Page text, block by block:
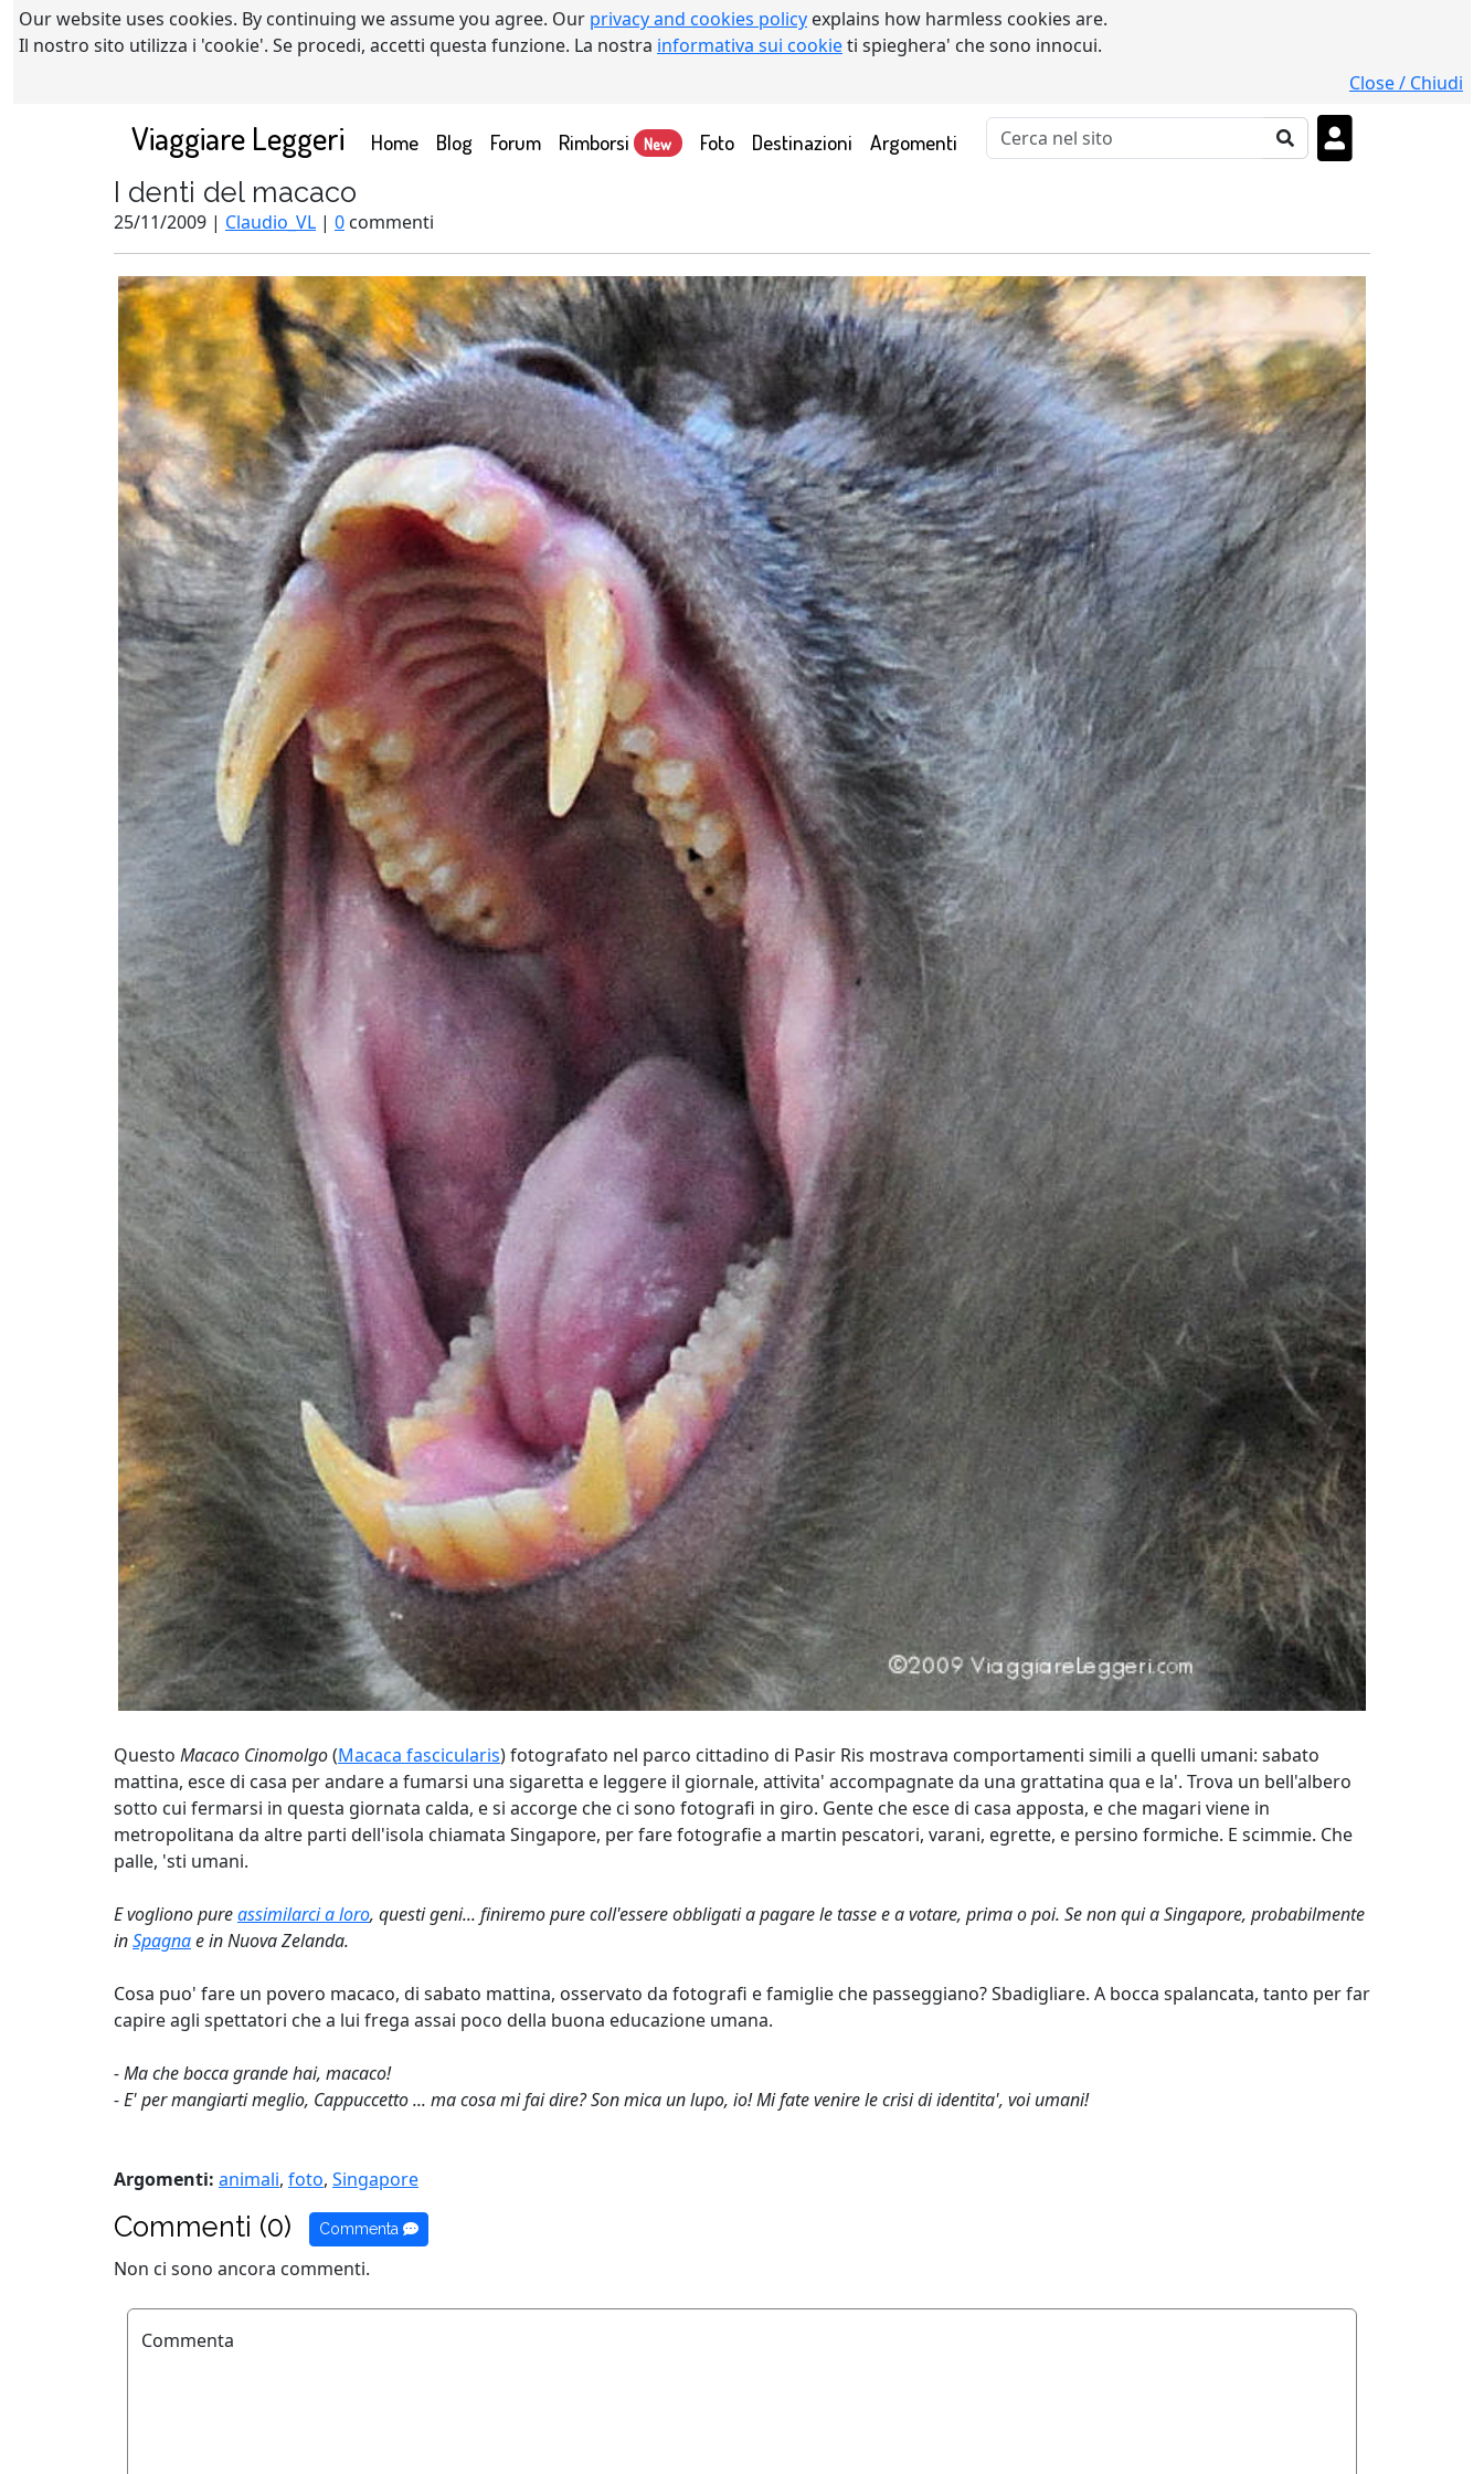
Our website uses cookies. By continuing we assume you agree. Our privacy and cookies policy explains how harmless cookies are.
Il nostro sito utilizza i 'cookie'. Se procedi, accetti questa funzione. La nostra informativa sui cookieti spieghera' che sono innocui.
Close / Chiudi
Viaggiare Leggeri Home(current)
Blog Forum Rimborsi New Foto Destinazioni Argomenti
I denti del macaco
25/11/2009 | Claudio_VL | 0 commenti
Questo Macaco Cinomolgo(Macaca fascicularis) fotografato nel parco cittadino di Pasir Ris mostrava comportamenti simili a quelli umani: sabato
mattina, esce di casa per andare a fumarsi una sigaretta e leggere il giornale, attivita' accompagnate da una grattatina qua e la'. Trova un bell'albero
sotto cui fermarsi in questa giornata calda, e si accorge che ci sono fotografi in giro. Gente che esce di casa apposta, e che magari viene in
metropolitana da altre parti dell'isola chiamata Singapore, per fare fotografie a martin pescatori, varani, egrette, e persino formiche. E scimmie. Che
palle, 'sti umani.
E vogliono pureassimilarci a loro, questi geni... finiremo pure coll'essere obbligati a pagare le tasse e a votare, prima o poi. Se non qui a Singapore, probabilmente
inSpagnae in Nuova Zelanda.
Cosa puo' fare un povero macaco, di sabato mattina, osservato da fotografi e famiglie che passeggiano? Sbadigliare. A bocca spalancata, tanto per far
capire agli spettatori che a lui frega assai poco della buona educazione umana.
- Ma che bocca grande hai, macaco!
- E' per mangiarti meglio, Cappuccetto ... ma cosa mi fai dire? Son mica un lupo, io! Mi fate venire le crisi di identita', voi umani!
Argomenti: animali, foto, Singapore
Commenti (0) Commenta
Non ci sono ancora commenti.
Commenta